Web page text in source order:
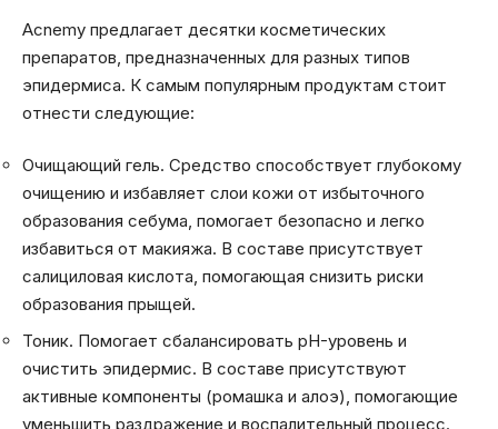
Acnemy предлагает десятки косметических
препаратов, предназначенных для разных типов
эпидермиса. К самым популярным продуктам стоит
отнести следующие:
Очищающий гель. Средство способствует глубокому
очищению и избавляет слои кожи от избыточного
образования себума, помогает безопасно и легко
избавиться от макияжа. В составе присутствует
салициловая кислота, помогающая снизить риски
образования прыщей.
Тоник. Помогает сбалансировать pH-уровень и
очистить эпидермис. В составе присутствуют
активные компоненты (ромашка и алоэ), помогающие
уменьшить раздражение и воспалительный процесс.